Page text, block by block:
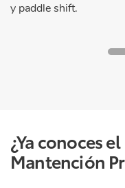
y paddle shift.
¿Ya conoces
Mantención